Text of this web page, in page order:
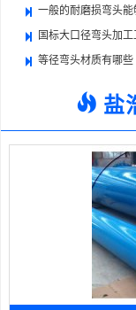
一般的耐磨损弯头
国标大口径弯头加
等径弯头材质有哪些
盐